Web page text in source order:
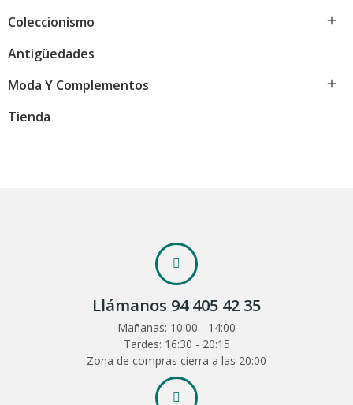
Coleccionismo 
Antigüedades
Moda Y Complementos

Tienda
Llámanos 94 405 42 35
Mañanas: 10:00 - 14:00
Tardes: 16:30 - 20:15
Zona de compras cierra a las 20:00